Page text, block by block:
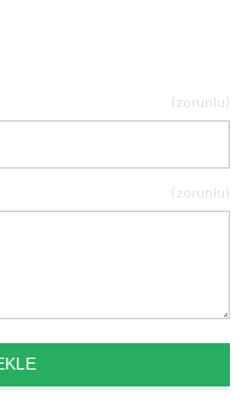
(zorunlu)
(zorunlu)